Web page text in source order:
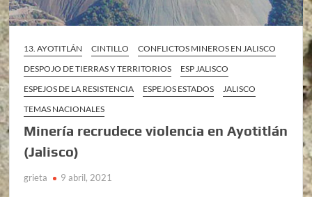
13. AYOTITLÁN CINTILLO
CONFLICTOS MINEROS EN JALISCO
DESPOJO DE TIERRAS Y TERRITORIOS
ESP JALISCO
ESPEJOS DE LA RESISTENCIA
ESPEJOS ESTADOS
JALISCO
TEMAS NACIONALES
Minería recrudece violencia en Ayotitlán
(Jalisco)
grieta 9 abril, 2021